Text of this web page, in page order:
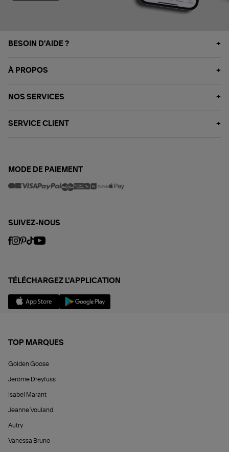
BESOIN D'AIDE ?
À PROPOS
NOS SERVICES
SERVICE CLIENT
MODE DE PAIEMENT
SUIVEZ-NOUS
TÉLÉCHARGEZ L'APPLICATION
TOP MARQUES
Golden Goose
Jérôme Dreyfuss
Isabel Marant
Jeanne Vouland
Autry
Vanessa Bruno